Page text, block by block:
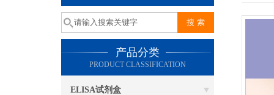
产品分类
PRODUCT CLASSIFICATION
ELISA试剂盒